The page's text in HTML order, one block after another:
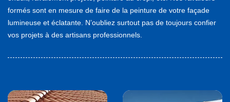
formés sont en mesure de faire de la peinture de votre façade
lumineuse et éclatante. N’oubliez surtout pas de toujours confier
vos projets à des artisans professionnels.